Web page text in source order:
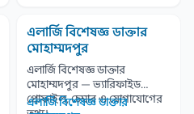
এলার্জি বিশেষজ্ঞ ডাক্তার
মোহাম্মদপুর
এলার্জি বিশেষজ্ঞ ডাক্তার
মোহাম্মদপুর — ভ্যারিফাইড
প্রোফাইল, চেম্বার ও যোগাযোগের
এলার্জি বিশেষজ্ঞ ডাক্তার